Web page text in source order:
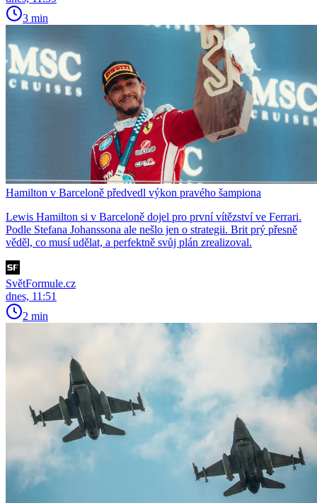
3 min
Hamilton v Barceloně předvedl výkon pravého šampiona
Lewis Hamilton si v Barceloně dojel pro první vítězství ve Ferrari.
Podle Stefana Johanssona ale nešlo jen o strategii. Brit prý přesně
věděl, co musí udělat, a perfektně svůj plán zrealizoval.
SvětFormule.cz
dnes, 11:51
2 min